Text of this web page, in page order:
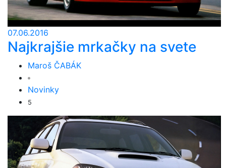
07.06.2016
Najkrajšie mrkačky na svete
Maroš ČABÁK
Novinky
5